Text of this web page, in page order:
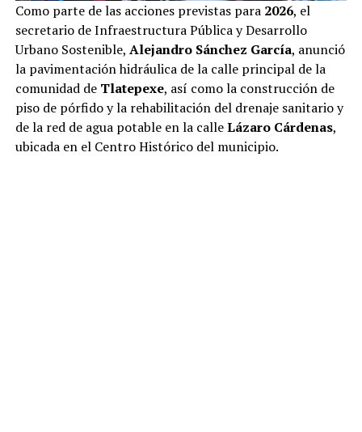
Como parte de las acciones previstas para 2026, el
secretario de Infraestructura Pública y Desarrollo
Urbano Sostenible, Alejandro Sánchez García, anunció
la pavimentación hidráulica de la calle principal de la
comunidad de Tlatepexe, así como la construcción de
piso de pórfido y la rehabilitación del drenaje sanitario y
de la red de agua potable en la calleLázaro Cárdenas,
ubicada en el Centro Histórico del municipio.